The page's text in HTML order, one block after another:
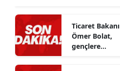
Ticaret Bakanı
Ömer Bolat,
gençlere